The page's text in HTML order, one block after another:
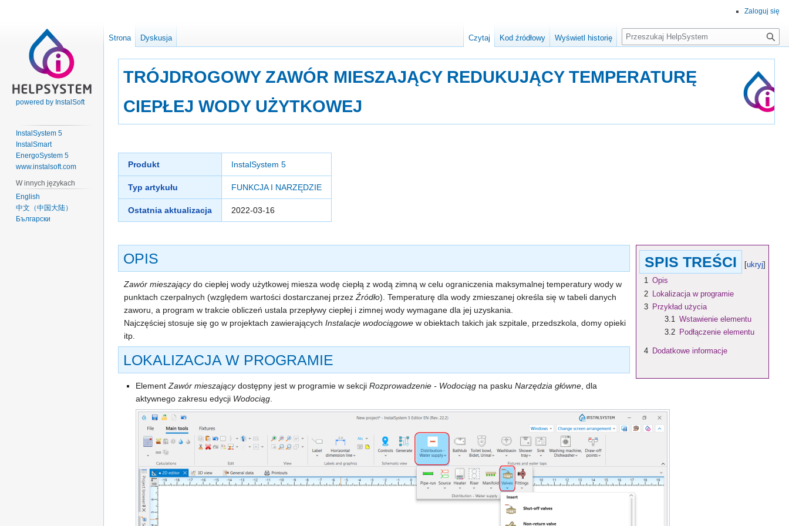
TRÓJDROGOWY ZAWÓR MIESZAJĄCY REDUKUJĄCY TEMPERATURĘ
CIEPŁEJ WODY UŻYTKOWEJ
do
nawigacji
do
wyszukiwania
Produkt InstalSystem 5
Typ artykułu FUNKCJA I NARZĘDZIE
Ostatnia aktualizacja 2022-03-16
SPIS TREŚCI
1 Opis
2
Lokalizacja w programie
3 Przykład użycia
3.1 Wstawienie elementu
3.2
Podłączenie elementu
4 Dodatkowe informacje
OPIS
Zawór mieszającydo ciepłej wody użytkowej miesza wodę ciepłą z wodą zimną w celu ograniczenia maksymalnej temperatury wody w
punktach czerpalnych (względem wartości dostarczanej przezŹródło). Temperaturę dla wody zmieszanej określa się w tabeli danych
zaworu, a program w trakcie obliczeń ustala przepływy ciepłej i zimnej wody wymagane dla jej uzyskania.
Najczęściej stosuje się go w projektach zawierających Instalacje wodociągowe w obiektach takich jak szpitale, przedszkola, domy opieki
itp.
LOKALIZACJA W PROGRAMIE
ElementZawór mieszającydostępny jest w programie w sekcjiRozprowadzenie - Wodociąg na paskuNarzędzia główne, dla
aktywnego zakresu edycji Wodociąg.
Zaloguj się
Strona Dyskusja Czytaj Kod źródłowy Wyświetl historię
Szukaj
powered by InstalSoft
InstalSystem 5
InstalSmart
EnergoSystem 5
www.instalsoft.com
W innych językach
English
中文（中国大陆）
Български